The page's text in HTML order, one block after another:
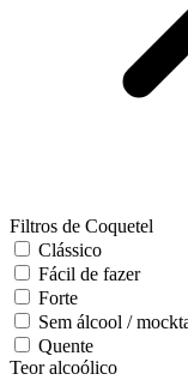
Filtros de Coquetel
Clássico
Fácil de fazer
Forte
Sem álcool /
Quente
Teor alcoólico